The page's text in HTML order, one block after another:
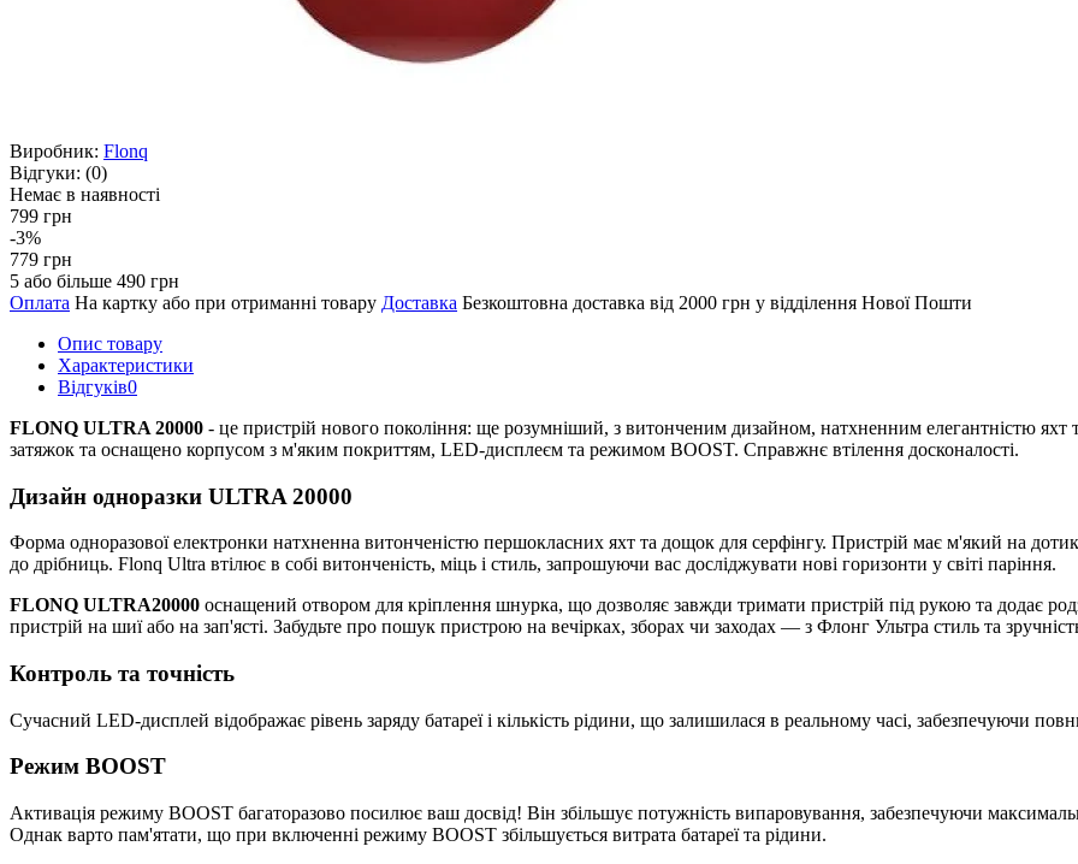
Виробник: Flonq
Відгуки: (0)
Немає в наявності
799 грн
-3%
779 грн
5 або більше 490 грн
Оплата На картку або при отриманні товару Доставка Безкоштовна доставка від 2000 грн у відділення Нової Пошти
Опис товару
Характеристики
Відгуків0
FLONQ ULTRA 20000 - це пристрій нового покоління: ще розумніший, з витонченим дизайном, натхненним елегантністю яхт
затяжок та оснащено корпусом з м'яким покриттям, LED-дисплеєм та режимом BOOST. Справжнє втілення досконалості.
Дизайн одноразки ULTRA 20000
Форма одноразової електронки натхненна витонченістю першокласних яхт та дощок для серфінгу. Пристрій має м'який на
до дрібниць. Flonq Ultra втілює в собі витонченість, міць і стиль, запрошуючи вас досліджувати нові горизонти у світі паріння.
FLONQ ULTRA20000 оснащений отвором для кріплення шнурка, що дозволяє завжди тримати пристрій під рукою та додає
пристрій на шиї або на зап'ясті. Забудьте про пошук пристрою на вечірках, зборах чи заходах — з Флонг Ультра стиль та
Контроль та точність
Сучасний LED-дисплей відображає рівень заряду батареї і кількість рідини, що залишилася в реальному часі, забезпечуючи
Режим BOOST
Активація режиму BOOST багаторазово посилює ваш досвід! Він збільшує потужність випаровування, забезпечуючи
Однак варто пам'ятати, що при включенні режиму BOOST збільшується витрата батареї та рідини.